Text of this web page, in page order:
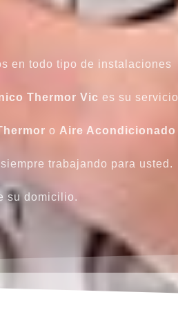
en todo tipo de instalaciones
Thermor Vic es su servicio
o Aire Acondicionado
trabajando para usted.
su domicilio.